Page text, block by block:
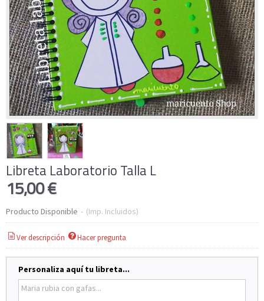
Libreta Laboratorio Talla L
15,00 €
Producto Disponible - (Imp. Incluidos)
Ver descripción Hacer pregunta
Personaliza aquí tu libreta...